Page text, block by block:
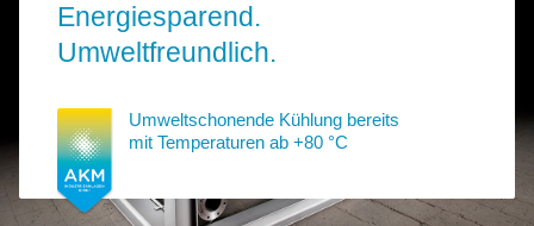
Energiesparend.
Umweltfreundlich.
Umweltschonende Kühlung bereits
mit Temperaturen ab +80 °C